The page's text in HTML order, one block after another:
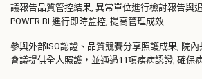
議報告品質管控結果, 異常單位進行檢討報告與
POWER BI 進行即時監控, 提高管理成效
參與外部ISO認證、品質競賽分享照護成果, 院
會議提供全人照護，並通過11項疾病認證, 確保